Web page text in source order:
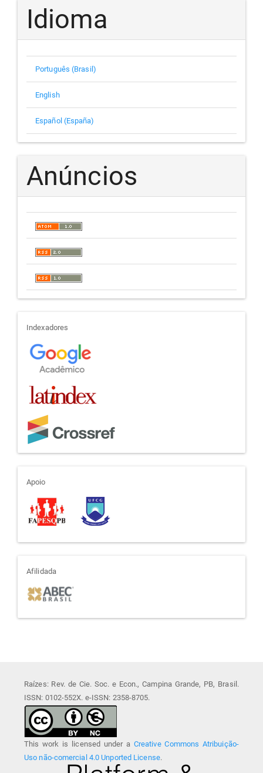
Idioma
Português (Brasil)
English
Español (España)
Anúncios
indexadores
Indexadores
apoio
Apoio
afiliada
Afilidada
Raízes: Rev. de Cie. Soc. e Econ., Campina Grande, PB, Brasil.
ISSN: 0102-552X. e-ISSN: 2358-8705.
This work is licensed under a Creative Commons Atribuição-
Uso não-comercial 4.0 Unported License.